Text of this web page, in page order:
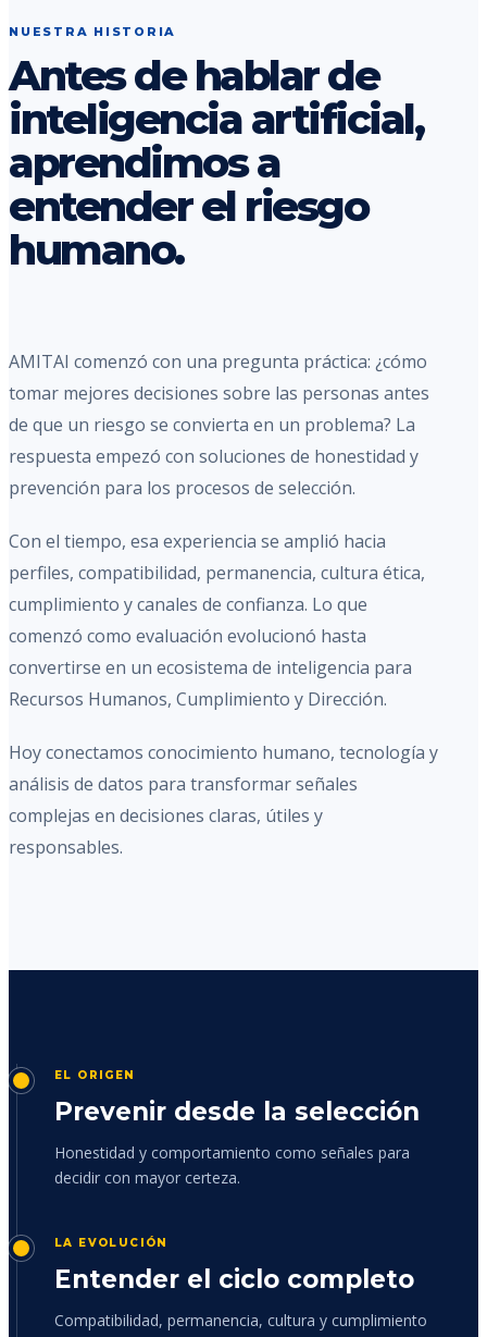
NUESTRA HISTORIA
Antes de hablar de
inteligencia artificial,
aprendimos a
entender el riesgo
humano.
AMITAI comenzó con una pregunta práctica: ¿cómo
tomar mejores decisiones sobre las personas antes
de que un riesgo se convierta en un problema? La
respuesta empezó con soluciones de honestidad y
prevención para los procesos de selección.
Con el tiempo, esa experiencia se amplió hacia
perfiles, compatibilidad, permanencia, cultura ética,
cumplimiento y canales de confianza. Lo que
comenzó como evaluación evolucionó hasta
convertirse en un ecosistema de inteligencia para
Recursos Humanos, Cumplimiento y Dirección.
Hoy conectamos conocimiento humano, tecnología y
análisis de datos para transformar señales
complejas en decisiones claras, útiles y
responsables.
EL ORIGEN
Prevenir desde la selección
Honestidad y comportamiento como señales para
decidir con mayor certeza.
LA EVOLUCIÓN
Entender el ciclo completo
Compatibilidad, permanencia, cultura y cumplimiento